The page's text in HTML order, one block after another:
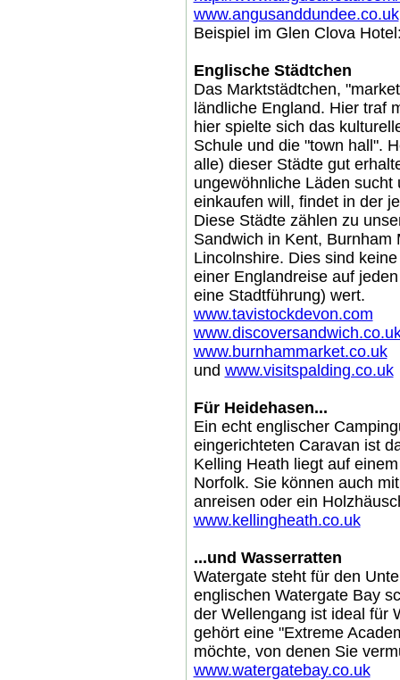
www.angusanddundee.co.uk
Beispiel im Glen Clova
Englische Städtchen
Das Marktstädtchen,
ländliche England. Hier traf
hier spielte sich das
Schule und die "town hall".
alle) dieser Städte gut
ungewöhnliche Läden
einkaufen will, findet in der
Diese Städte zählen zu
Sandwich in Kent, Burnham
Lincolnshire. Dies sind
einer Englandreise auf
eine Stadtführung) wert.
www.tavistockdevon.com
www.burnhammarket.co.uk
und www.visitspalding.co.uk
Für Heidehasen...
Ein echt englischer
eingerichteten Caravan ist
Kelling Heath liegt auf
Norfolk. Sie können auch
anreisen oder ein
www.kellingheath.co.uk
...und Wasserratten
Watergate steht für den
englischen Watergate Bay
der Wellengang ist ideal für
gehört eine "Extreme
möchte, von denen Sie
www.watergatebay.co.uk